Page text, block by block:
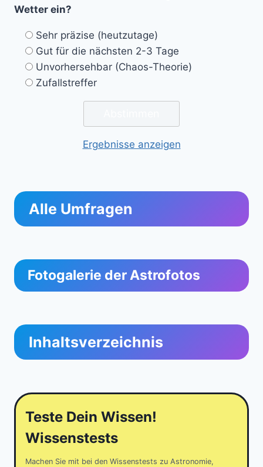
Wetter ein?
Sehr präzise (heutzutage)
Gut für die nächsten 2-3 Tage
Unvorhersehbar (Chaos-Theorie)
Zufallstreffer
Ergebnisse anzeigen
Alle Umfragen
Fotogalerie der Astrofotos
Inhaltsverzeichnis
Teste Dein Wissen!
Wissenstests
Machen Sie mit bei den Wissenstests zu Astronomie,